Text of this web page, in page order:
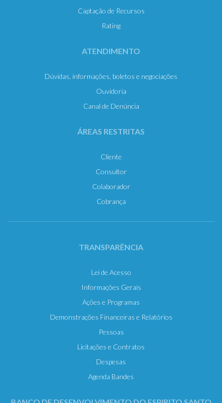
Captação de Recursos
Rating
ATENDIMENTO
Dúvidas, informações, boletos e negociações
Ouvidoria
Canal de Denúncia
ÁREAS RESTRITAS
Cliente
Consultor
Colaborador
Cobrança
TRANSPARÊNCIA
Lei de Acesso
Informações Gerais
Ações e Programas
Demonstrações Financeiras e Relatórios
Pessoas
Licitações e Contratos
Despesas
Agenda Bandes